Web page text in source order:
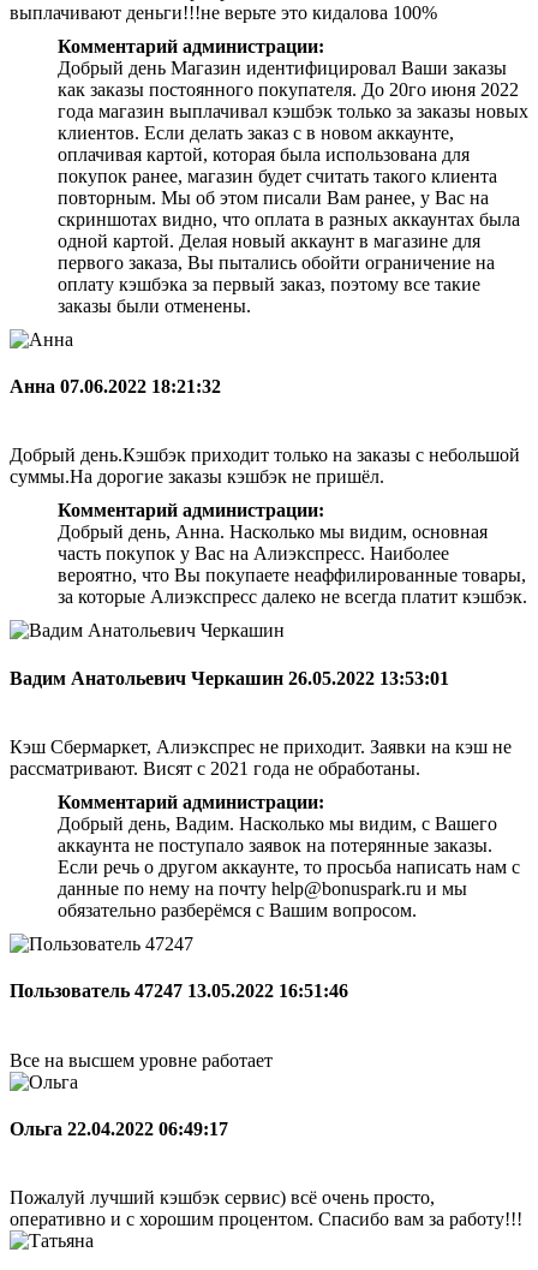
выплачивают деньги!!!не верьте это кидалова 100%
Комментарий администрации:
Добрый день Магазин идентифицировал Ваши заказы
как заказы постоянного покупателя. До 20го июня 2022
года магазин выплачивал кэшбэк только за заказы новых
клиентов. Если делать заказ с в новом аккаунте,
оплачивая картой, которая была использована для
покупок ранее, магазин будет считать такого клиента
повторным. Мы об этом писали Вам ранее, у Вас на
скриншотах видно, что оплата в разных аккаунтах была
одной картой. Делая новый аккаунт в магазине для
первого заказа, Вы пытались обойти ограничение на
оплату кэшбэка за первый заказ, поэтому все такие
заказы были отменены.
Анна 07.06.2022 18:21:32
Добрый день.Кэшбэк приходит только на заказы с небольшой
суммы.На дорогие заказы кэшбэк не пришёл.
Комментарий администрации:
Добрый день, Анна. Насколько мы видим, основная
часть покупок у Вас на Алиэкспресс. Наиболее
вероятно, что Вы покупаете неаффилированные товары,
за которые Алиэкспресс далеко не всегда платит кэшбэк.
Вадим Анатольевич Черкашин 26.05.2022 13:53:01
Кэш Сбермаркет, Алиэкспрес не приходит. Заявки на кэш не
рассматривают. Висят с 2021 года не обработаны.
Комментарий администрации:
Добрый день, Вадим. Насколько мы видим, с Вашего
аккаунта не поступало заявок на потерянные заказы.
Если речь о другом аккаунте, то просьба написать нам с
данные по нему на почту help@bonuspark.ru и мы
обязательно разберёмся с Вашим вопросом.
Пользователь 47247 13.05.2022 16:51:46
Все на высшем уровне работает
Ольга 22.04.2022 06:49:17
Пожалуй лучший кэшбэк сервис) всё очень просто,
оперативно и с хорошим процентом. Спасибо вам за работу!!!